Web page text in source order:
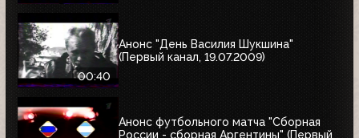
00:40
Анонс "День Василия Шукшина"
(Первый канал, 19.07.2009)
Анонс футбольного матча "Сборная
России - сборная Аргентины" (Первый